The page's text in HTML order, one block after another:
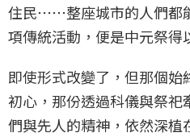
住民⋯⋯整座城市的人們都
項傳統活動，便是中元祭得
即使形式改變了，但那個
初心，那份透過科儀與祭祀
們與先人的精神，依然深植